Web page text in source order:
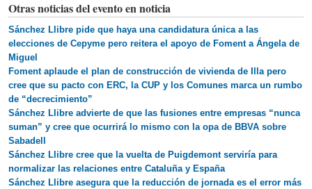
Otras noticias del evento en noticia
Sánchez Llibre pide que haya una candidatura única a las
elecciones de Cepyme pero reitera el apoyo de Foment a Ángela de
Miguel
Foment aplaude el plan de construcción de vivienda de Illa pero
cree que su pacto con ERC, la CUP y los Comunes marca un rumbo
de “decrecimiento”
Sánchez Llibre advierte de que las fusiones entre empresas “nunca
suman” y cree que ocurrirá lo mismo con la opa de BBVA sobre
Sabadell
Sánchez Llibre cree que la vuelta de Puigdemont serviría para
normalizar las relaciones entre Cataluña y España
Sánchez Llibre asegura que la reducción de jornada es el error más